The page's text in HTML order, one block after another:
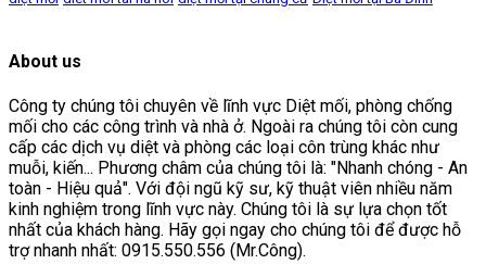
About us
Công ty chúng tôi chuyên về lĩnh vực Diệt mối, phòng chống
mối cho các công trình và nhà ở. Ngoài ra chúng tôi còn cung
cấp các dịch vụ diệt và phòng các loại côn trùng khác như
muỗi, kiến... Phương châm của chúng tôi là: "Nhanh chóng - An
toàn - Hiệu quả". Với đội ngũ kỹ sư, kỹ thuật viên nhiều năm
kinh nghiệm trong lĩnh vực này. Chúng tôi là sự lựa chọn tốt
nhất của khách hàng. Hãy gọi ngay cho chúng tôi để được hỗ
trợ nhanh nhất: 0915.550.556 (Mr.Công).